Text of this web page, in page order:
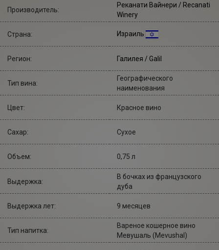
Производитель:
Реканати Вайнери / Recanati
Winery
Страна: Израиль
Регион: Галилея / Galil
Тип вина:
Географического
наименования
Цвет: Красное вино
Сахар: Сухое
Объем: 0,75 л
Выдержка:
В бочках из французского
дуба
Выдержка лет: 9 месяцев
Тип напитка:
Вареное кошерное вино
Мевушаль (Mevushal)